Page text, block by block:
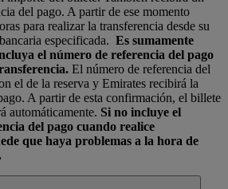
del pago. A partir de ese momento
para realizar la transferencia desde su
especificada. Es sumamente
el número de referencia del pago
El número de referencia del
el de la reserva y Emirates recibirá la
A partir de esta confirmación, el billete
automáticamente. Si no incluye el
del pago cuando realice
que haya problemas a la hora de